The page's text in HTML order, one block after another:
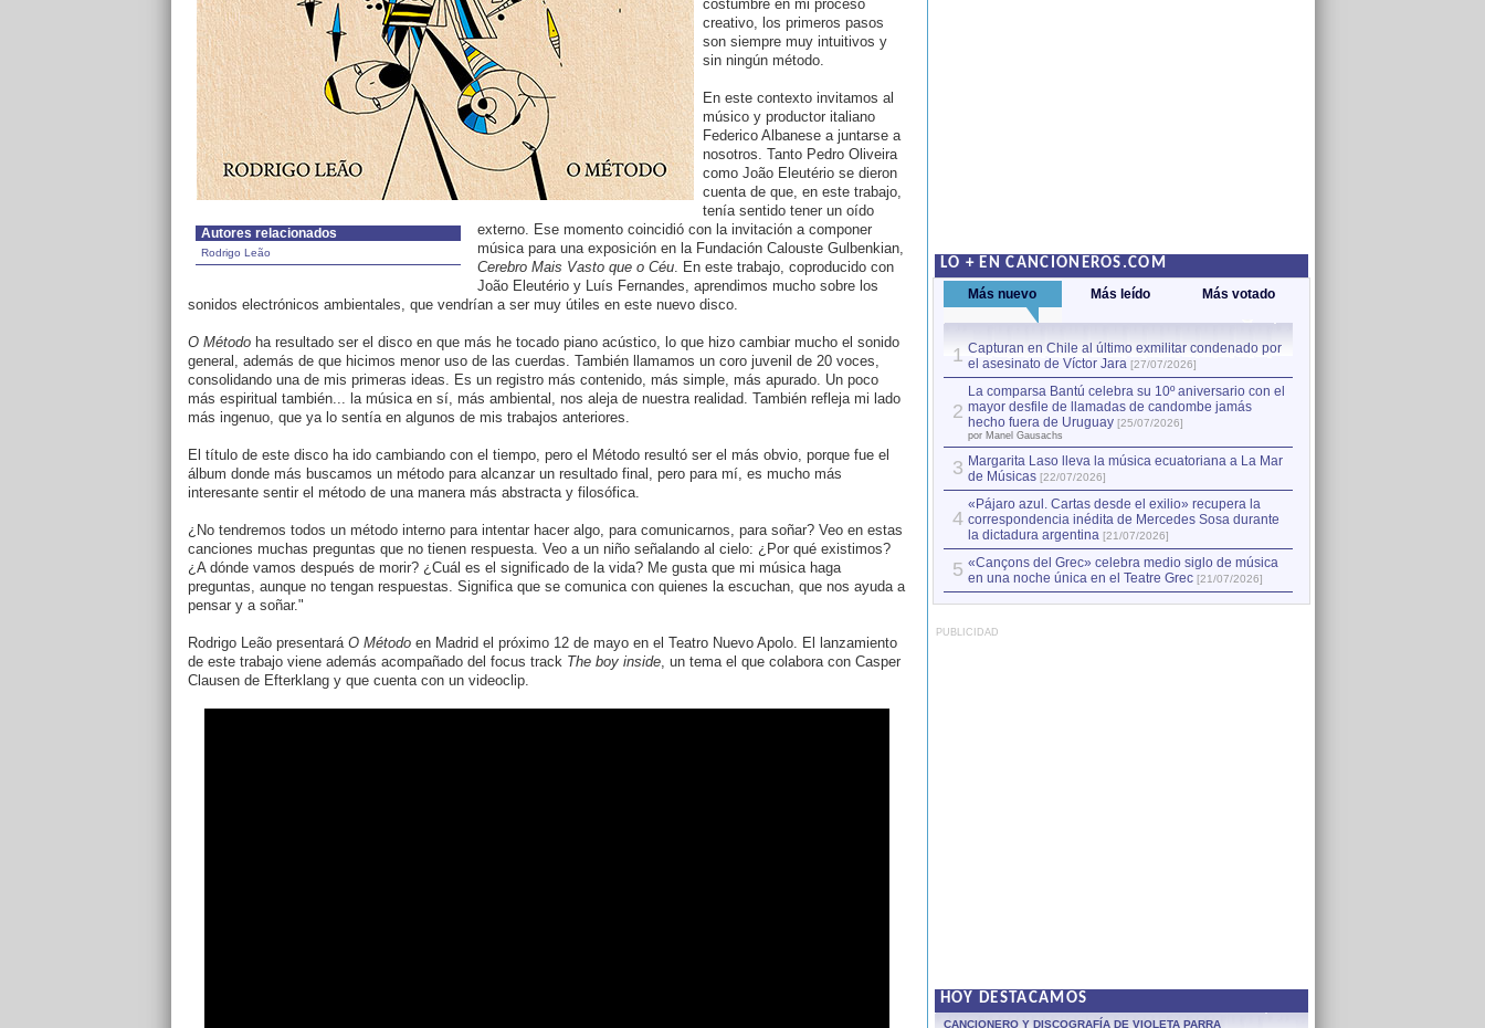
Autores relacionados
Rodrigo Leão
costumbre en mi proceso
creativo, los primeros pasos
son siempre muy intuitivos y
sin ningún método.
En este contexto invitamos al
músico y productor italiano
Federico Albanese a juntarse a
nosotros. Tanto Pedro Oliveira
como João Eleutério se dieron
cuenta de que, en este trabajo,
tenía sentido tener un oído
externo. Ese momento coincidió con la invitación a componer
música para una exposición en la Fundación Calouste Gulbenkian,
Cerebro Mais Vasto que o Céu. En este trabajo, coproducido con
João Eleutério y Luís Fernandes, aprendimos mucho sobre los
sonidos electrónicos ambientales, que vendrían a ser muy útiles en este nuevo disco.
O Métodoha resultado ser el disco en que más he tocado piano acústico, lo que hizo cambiar mucho el sonido
general, además de que hicimos menor uso de las cuerdas. También llamamos un coro juvenil de 20 voces,
consolidando una de mis primeras ideas. Es un registro más contenido, más simple, más apurado. Un poco
más espiritual también... la música en sí, más ambiental, nos aleja de nuestra realidad. También refleja mi lado
más ingenuo, que ya lo sentía en algunos de mis trabajos anteriores.
El título de este disco ha ido cambiando con el tiempo, pero el Método resultó ser el más obvio, porque fue el
álbum donde más buscamos un método para alcanzar un resultado final, pero para mí, es mucho más
interesante sentir el método de una manera más abstracta y filosófica.
¿No tendremos todos un método interno para intentar hacer algo, para comunicarnos, para soñar? Veo en estas
canciones muchas preguntas que no tienen respuesta. Veo a un niño señalando al cielo: ¿Por qué existimos?
¿A dónde vamos después de morir? ¿Cuál es el significado de la vida? Me gusta que mi música haga
preguntas, aunque no tengan respuestas. Significa que se comunica con quienes la escuchan, que nos ayuda a
pensar y a soñar."
Rodrigo Leão presentará O Métodoen Madrid el próximo 12 de mayo en el Teatro Nuevo Apolo. El lanzamiento
de este trabajo viene además acompañado del focus track The boy inside, un tema el que colabora con Casper
Clausen de Efterklang y que cuenta con un videoclip.
LO + EN CANCIONEROS.COM
Más nuevo Más leído Más votado
1 Capturan en Chile al último exmilitar condenado por
el asesinato de Víctor Jara [27/07/2026]
2
La comparsa Bantú celebra su 10º aniversario con el
mayor desfile de llamadas de candombe jamás
hecho fuera de Uruguay [25/07/2026]
por Manel Gausachs
3 Margarita Laso lleva la música ecuatoriana a La Mar
de Músicas [22/07/2026]
4
«Pájaro azul. Cartas desde el exilio» recupera la
correspondencia inédita de Mercedes Sosa durante
la dictadura argentina [21/07/2026]
5 «Cançons del Grec» celebra medio siglo de música
en una noche única en el Teatre Grec [21/07/2026]
PUBLICIDAD
HOY DESTACAMOS
CANCIONERO Y DISCOGRAFÍA DE VIOLETA PARRA